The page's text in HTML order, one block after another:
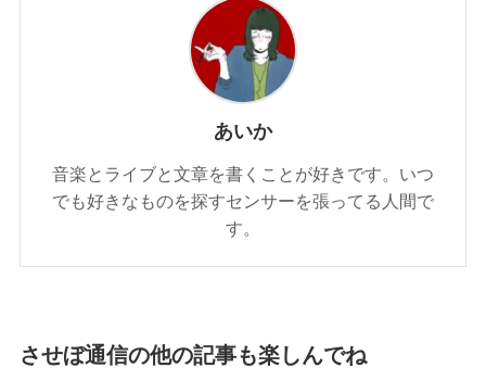
あいか
音楽とライブと文章を書くことが好きです。いつ
でも好きなものを探すセンサーを張ってる人間で
す。
させぼ通信の他の記事も楽しんでね